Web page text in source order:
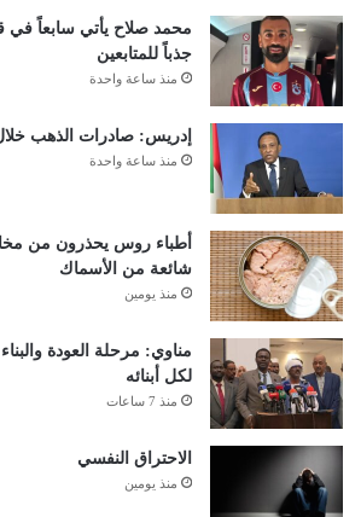
محمد صلاح يأتي سابعاً في
جذباً للمتابعين
منذ ساعة واحدة
إدريس: صادرات الذهب خلال 6 أشهر تعادل
منذ ساعة واحدة
أطباء روس يحذرون من
شائعة من الأسماك
منذ يومين
مناوي: مرحلة العودة
لكل أبنائه
منذ 7 ساعات
الاحتراق النفسي
منذ يومين